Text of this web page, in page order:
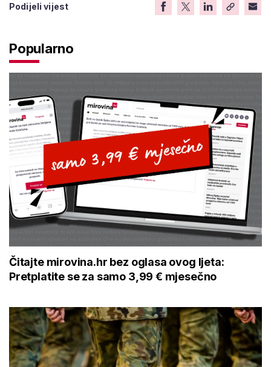
Podijeli vijest
Popularno
Čitajte mirovina.hr bez oglasa ovog ljeta:
Pretplatite se za samo 3,99 € mjesečno